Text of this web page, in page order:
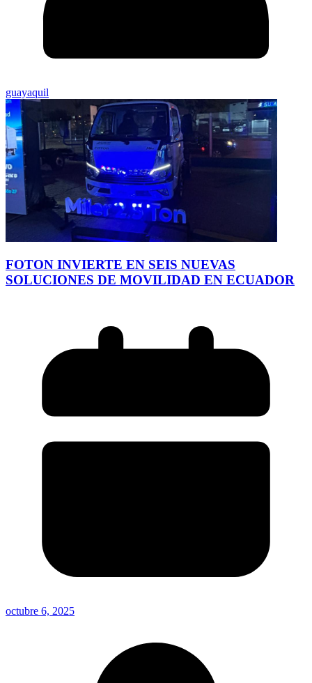
guayaquil
FOTON INVIERTE EN SEIS NUEVAS
SOLUCIONES DE MOVILIDAD EN ECUADOR
octubre 6, 2025